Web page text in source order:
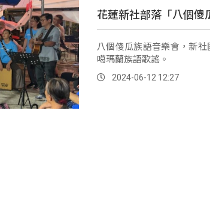
花蓮新社部落「八個傻
八個傻瓜族語音樂會，新
噶瑪蘭族語歌謠。
2024-06-12 12:27